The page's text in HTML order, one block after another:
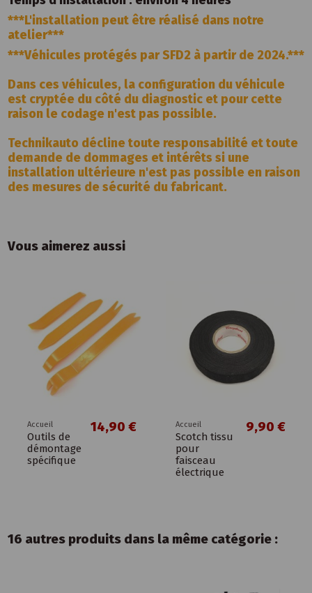
***L'installation peut être réalisé dans notre
atelier***
***Véhicules protégés par SFD2 à partir de 2024.***
Dans ces véhicules, la configuration du véhicule
est cryptée du côté du diagnostic et pour cette
raison le codage n'est pas possible.
Technikauto décline toute responsabilité et toute
demande de dommages et intérêts si une
installation ultérieure n'est pas possible en raison
des mesures de sécurité du fabricant.
Vous aimerez aussi
Accueil
Outils de
démontage
spécifique
14,90 € Accueil
Scotch tissu
pour
faisceau
électrique
9,90 €
16 autres produits dans la même catégorie :